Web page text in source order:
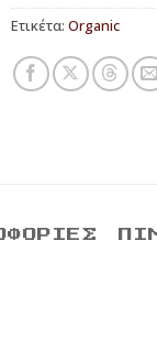
Ετικέτα: Organic